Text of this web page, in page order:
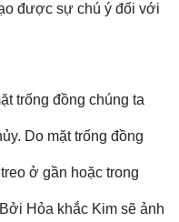
được sự chú ý đối với
trống đồng chúng ta
Do mặt trống đồng
ở gần hoặc trong
Hỏa khắc Kim sẽ ảnh